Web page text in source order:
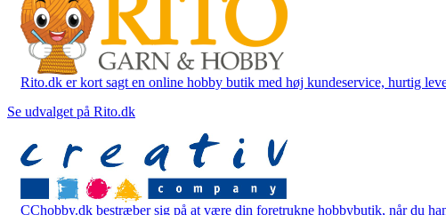
Rito.dk er kort sagt en online hobby butik med høj kundeservice, hurtig
Se udvalget på Rito.dk
CChobby.dk bestræber sig på at være din foretrukne hobbybutik, når du